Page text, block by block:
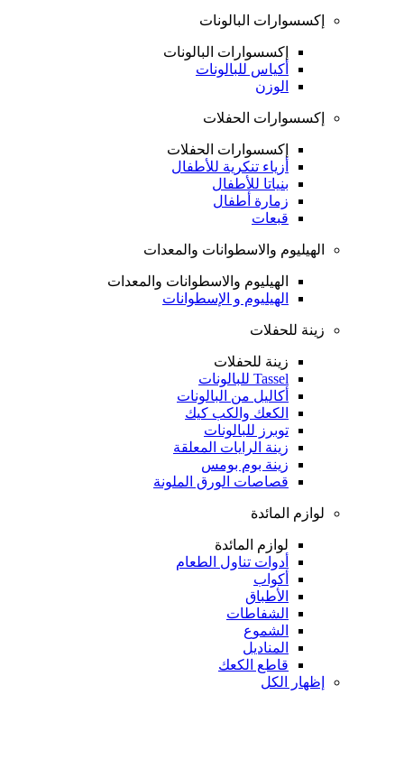
إكسسوارات البالونات
إكسسوارات البالونات
أكياس للبالونات
الوزن
إكسسوارات الحفلات
إكسسوارات الحفلات
أزياء تنكرية للأطفال
بنياتا للأطفال
زمارة أطفال
قبعات
الهيليوم والاسطوانات والمعدات
الهيليوم والاسطوانات والمعدات
الهيليوم و الإسطوانات
زينة للحفلات
زينة للحفلات
Tassel للبالونات
أكاليل من البالونات
الكعك والكب كيك
توبرز للبالونات
زينة الرايات المعلقة
زينة بوم بومس
قصاصات الورق الملونة
لوازم المائدة
لوازم المائدة
أدوات تناول الطعام
أكواب
الأطباق
الشفاطات
الشموع
المناديل
قاطع الكعك
إظهار الكل